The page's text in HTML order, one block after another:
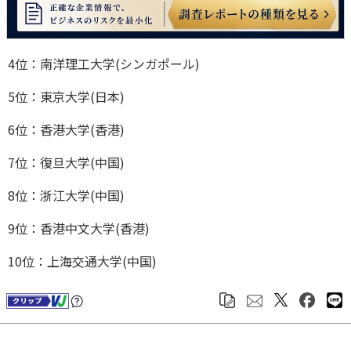
4位：南洋理工大学(シンガポール)
5位：東京大学(日本)
6位：香港大学(香港)
7位：復旦大学(中国)
8位：浙江大学(中国)
9位：香港中文大学(香港)
10位：上海交通大学(中国)